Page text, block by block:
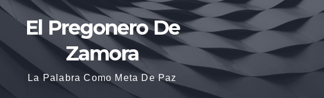
El Pregonero De
Zamora
La Palabra Como Meta De Paz